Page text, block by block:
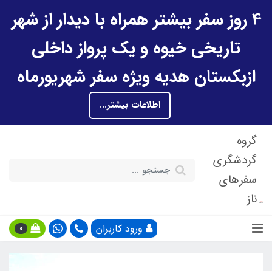
4 روز سفر بیشتر همراه با دیدار از شهر
تاریخی خیوه و یک پرواز داخلی
ازبکستان هدیه ویژه سفر شهریورماه
اطلاعات بیشتر...
گروه
گردشگری
سفرهای
ناز
ورود کاربران 0